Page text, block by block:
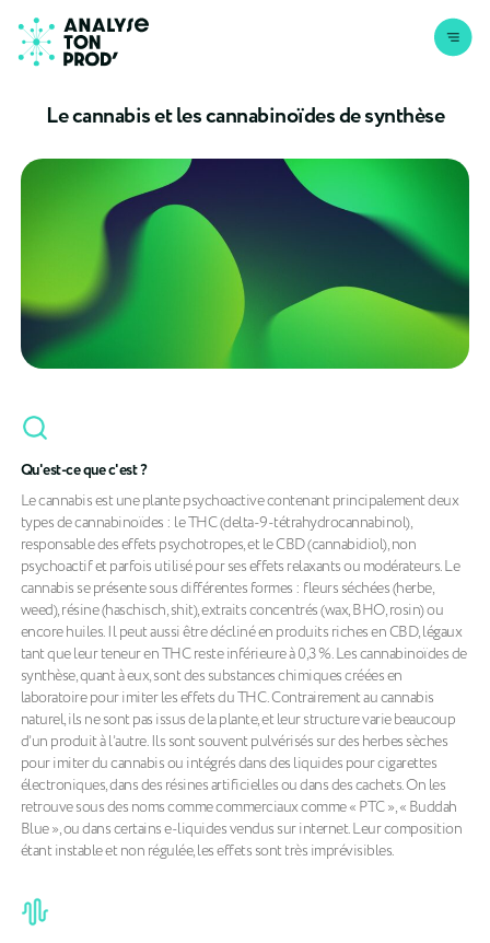
Aller au contenu
Le cannabis et les cannabinoïdes de synthèse
Qu'est-ce que c'est ?
Le cannabis est une plante psychoactive contenant principalement deux
types de cannabinoïdes : le THC (delta-9-tétrahydrocannabinol),
responsable des effets psychotropes, et le CBD (cannabidiol), non
psychoactif et parfois utilisé pour ses effets relaxants ou modérateurs. Le
cannabis se présente sous différentes formes : fleurs séchées (herbe,
weed), résine (haschisch, shit), extraits concentrés (wax, BHO, rosin) ou
encore huiles. Il peut aussi être décliné en produits riches en CBD, légaux
tant que leur teneur en THC reste inférieure à 0,3 %. Les cannabinoïdes de
synthèse, quant à eux, sont des substances chimiques créées en
laboratoire pour imiter les effets du THC. Contrairement au cannabis
naturel, ils ne sont pas issus de la plante, et leur structure varie beaucoup
d’un produit à l’autre. Ils sont souvent pulvérisés sur des herbes sèches
pour imiter du cannabis ou intégrés dans des liquides pour cigarettes
électroniques, dans des résines artificielles ou dans des cachets. On les
retrouve sous des noms comme commerciaux comme « PTC », « Buddah
Blue », ou dans certains e-liquides vendus sur internet. Leur composition
étant instable et non régulée, les effets sont très imprévisibles.